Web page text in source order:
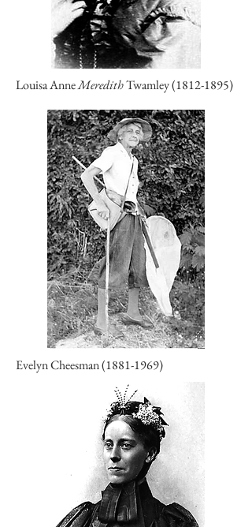
Louisa AnneMeredithTwamley(1812-1895)
Evelyn Cheesman(1881-1969)